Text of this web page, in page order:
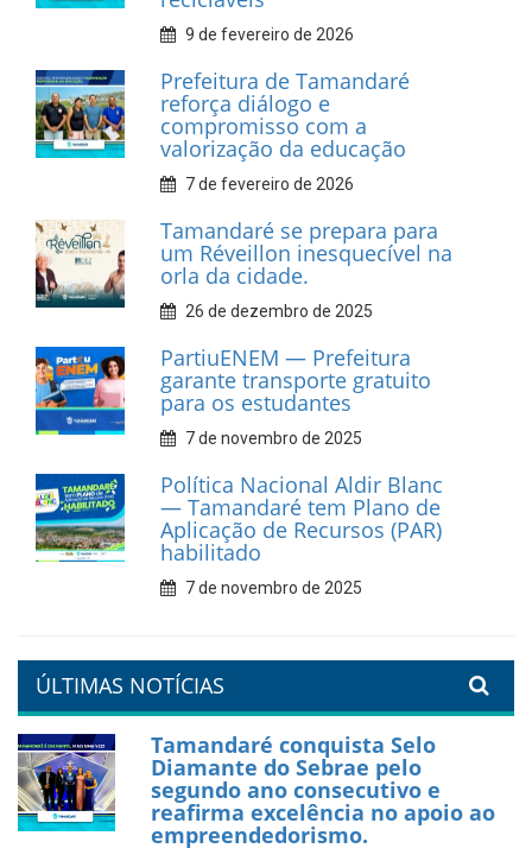
INFORMATIVOS
Prefeitura de Tamandaré
realiza entrega de placas à
Associação dos Taxistas Rota
Car Service
10 de fevereiro de 2026
Dia do Frevo: patrimônio
cultural em movimento
9 de fevereiro de 2026
Prefeitura de Tamandaré
fortalece apoio aos
catadores de materiais
recicláveis
9 de fevereiro de 2026
Prefeitura de Tamandaré
reforça diálogo e
compromisso com a
valorização da educação
7 de fevereiro de 2026
orla da cidade.
PartiuENEM — Prefeitura
garante transporte gratuito
para os estudantes
7 de novembro de 2025